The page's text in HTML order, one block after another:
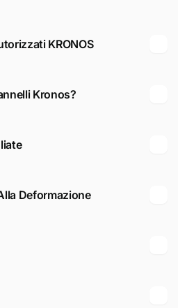
KRONOS
Kronos?
Deformazione